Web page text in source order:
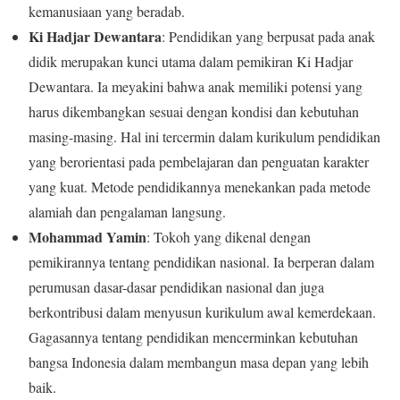
kemanusiaan yang beradab.
Ki Hadjar Dewantara: Pendidikan yang berpusat pada anak
didik merupakan kunci utama dalam pemikiran Ki Hadjar
Dewantara. Ia meyakini bahwa anak memiliki potensi yang
harus dikembangkan sesuai dengan kondisi dan kebutuhan
masing-masing. Hal ini tercermin dalam kurikulum pendidikan
yang berorientasi pada pembelajaran dan penguatan karakter
yang kuat. Metode pendidikannya menekankan pada metode
alamiah dan pengalaman langsung.
Mohammad Yamin: Tokoh yang dikenal dengan
pemikirannya tentang pendidikan nasional. Ia berperan dalam
perumusan dasar-dasar pendidikan nasional dan juga
berkontribusi dalam menyusun kurikulum awal kemerdekaan.
Gagasannya tentang pendidikan mencerminkan kebutuhan
bangsa Indonesia dalam membangun masa depan yang lebih
baik.